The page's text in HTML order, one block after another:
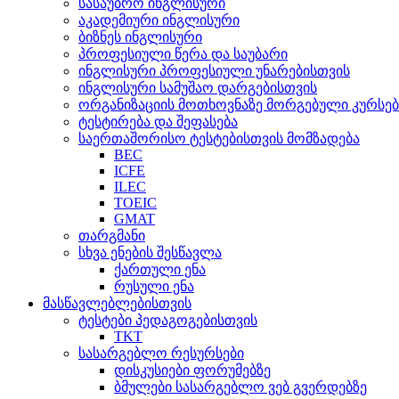
სასაუბრო ინგლისური
აკადემიური ინგლისური
ბიზნეს ინგლისური
პროფესიული წერა და საუბარი
ინგლისური პროფესიული უნარებისთვის
ინგლისური სამუშაო დარგებისთვის
ორგანიზაციის მოთხოვნაზე მორგებული
ტესტირება და შეფასება
საერთაშორისო ტესტებისთვის მომზადება
BEC
ICFE
ILEC
TOEIC
GMAT
თარგმანი
სხვა ენების შესწავლა
ქართული ენა
რუსული ენა
მასწავლებლებისთვის
ტესტები პედაგოგებისთვის
TKT
სასარგებლო რესურსები
დისკუსიები ფორუმებზე
ბმულები სასარგებლო ვებ გვერდებზე